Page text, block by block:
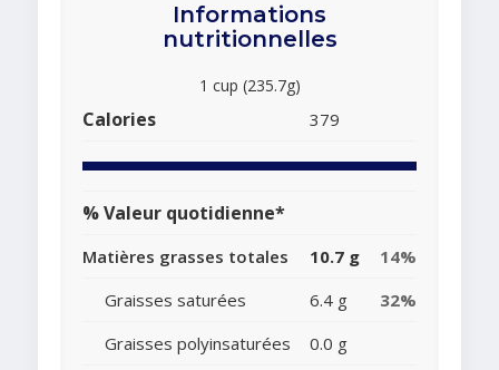
Informations
nutritionnelles
1 cup (235.7g)
Calories 379
% Valeur quotidienne*
Matières grasses totales 10.7 g
14%
Graisses saturées
6.4 g
32%
Graisses polyinsaturées
0.0 g